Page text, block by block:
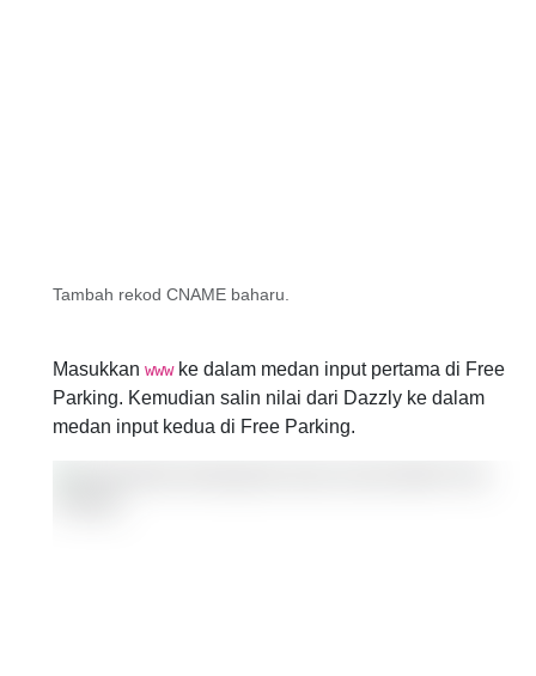
Tambah rekod CNAME baharu.
Masukkan wwwke dalam medan input pertama di Free
Parking. Kemudian salin nilai dari Dazzly ke dalam
medan input kedua di Free Parking.